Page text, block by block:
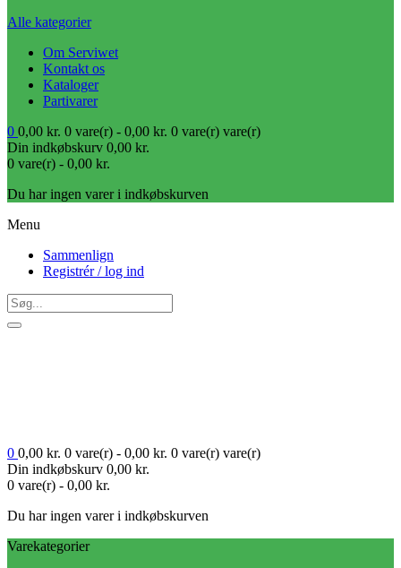
Alle kategorier
Om Serviwet
Kontakt os
Kataloger
Partivarer
0 0,00 kr. 0 vare(r) - 0,00 kr. 0 vare(r) vare(r)
Din indkøbskurv 0,00 kr.
0 vare(r) - 0,00 kr.
Du har ingen varer i indkøbskurven
Menu
Sammenlign
Registrér / log ind
0 0,00 kr. 0 vare(r) - 0,00 kr. 0 vare(r) vare(r)
Din indkøbskurv 0,00 kr.
0 vare(r) - 0,00 kr.
Du har ingen varer i indkøbskurven
Varekategorier